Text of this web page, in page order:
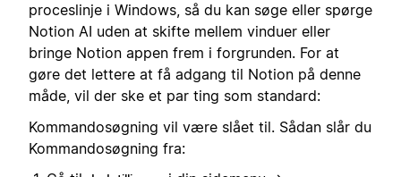
proceslinje i Windows, så du kan søge eller spørge
Notion AI uden at skifte mellem vinduer eller
bringe Notion appen frem i forgrunden. For at
gøre det lettere at få adgang til Notion på denne
måde, vil der ske et par ting som standard:
Kommandosøgning vil være slået til. Sådan slår du
Kommandosøgning fra: